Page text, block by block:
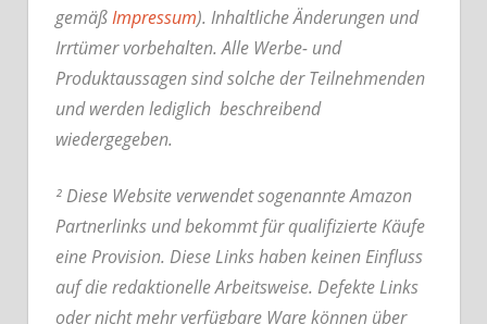
gemäßImpressum). Inhaltliche Änderungen und
Irrtümer vorbehalten. Alle Werbe- und
Produktaussagen sind solche der Teilnehmenden
und werden lediglich beschreibend
wiedergegeben.
² Diese Website verwendet sogenannte Amazon
Partnerlinks und bekommt für qualifizierte Käufe
eine Provision. Diese Links haben keinen Einfluss
auf die redaktionelle Arbeitsweise. Defekte Links
oder nicht mehr verfügbare Ware können über